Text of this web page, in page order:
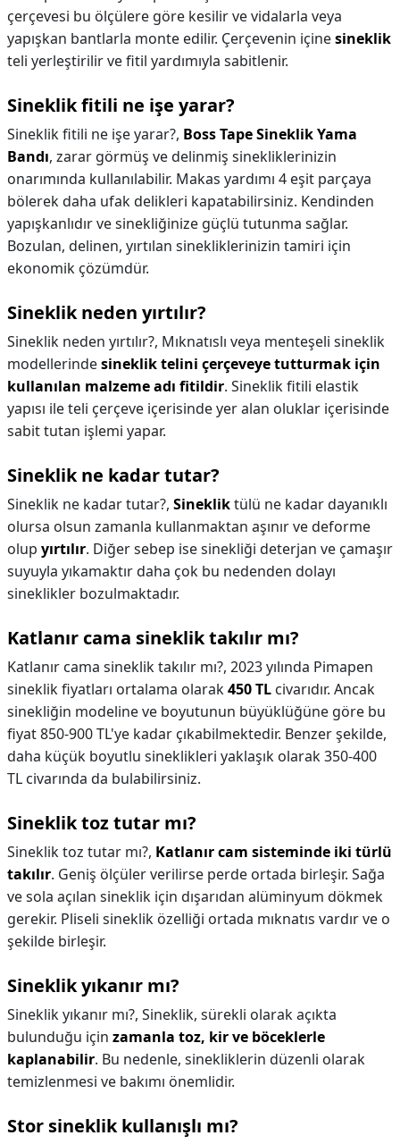
çerçevesi bu ölçülere göre kesilir ve vidalarla veya
yapışkan bantlarla monte edilir. Çerçevenin içinesineklik
teli yerleştirilir ve fitil yardımıyla sabitlenir.
Sineklik fitili ne işe yarar?
Sineklik fitili ne işe yarar?, Boss Tape Sineklik Yama
Bandı, zarar görmüş ve delinmiş sinekliklerinizin
onarımında kullanılabilir. Makas yardımı 4 eşit parçaya
bölerek daha ufak delikleri kapatabilirsiniz. Kendinden
yapışkanlıdır ve sinekliğinize güçlü tutunma sağlar.
Bozulan, delinen, yırtılan sinekliklerinizin tamiri için
ekonomik çözümdür.
Sineklik neden yırtılır?
Sineklik neden yırtılır?, Mıknatıslı veya menteşeli sineklik
modellerindesineklik telini çerçeveye tutturmak için
kullanılan malzeme adı fitildir. Sineklik fitili elastik
yapısı ile teli çerçeve içerisinde yer alan oluklar içerisinde
sabit tutan işlemi yapar.
Sineklik ne kadar tutar?
Sineklik ne kadar tutar?, Sinekliktülü ne kadar dayanıklı
olursa olsun zamanla kullanmaktan aşınır ve deforme
olup yırtılır. Diğer sebep ise sinekliği deterjan ve çamaşır
suyuyla yıkamaktır daha çok bu nedenden dolayı
sineklikler bozulmaktadır.
Katlanır cama sineklik takılır mı?
Katlanır cama sineklik takılır mı?, 2023 yılında Pimapen
sineklik fiyatları ortalama olarak450 TL civarıdır. Ancak
sinekliğin modeline ve boyutunun büyüklüğüne göre bu
fiyat 850-900 TL'ye kadar çıkabilmektedir. Benzer şekilde,
daha küçük boyutlu sineklikleri yaklaşık olarak 350-400
TL civarında da bulabilirsiniz.
Sineklik toz tutar mı?
Sineklik toz tutar mı?, Katlanır cam sisteminde iki türlü
takılır. Geniş ölçüler verilirse perde ortada birleşir. Sağa
ve sola açılan sineklik için dışarıdan alüminyum dökmek
gerekir. Pliseli sineklik özelliği ortada mıknatıs vardır ve o
şekilde birleşir.
Sineklik yıkanır mı?
Sineklik yıkanır mı?, Sineklik, sürekli olarak açıkta
bulunduğu için zamanla toz, kir ve böceklerle
kaplanabilir. Bu nedenle, sinekliklerin düzenli olarak
temizlenmesi ve bakımı önemlidir.
Stor sineklik kullanışlı mı?